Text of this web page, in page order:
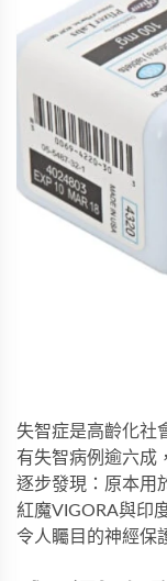
失智症是高齡化社
有失智病例逾六成
逐步發現：原本用
紅魔VIGORA與印
令人矚目的神經保